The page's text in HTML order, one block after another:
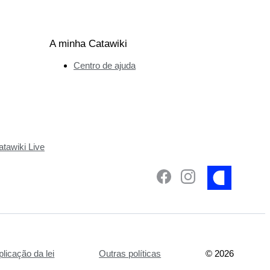
Live
A minha Catawiki
Centro de ajuda
da lei Outras políticas © 2026